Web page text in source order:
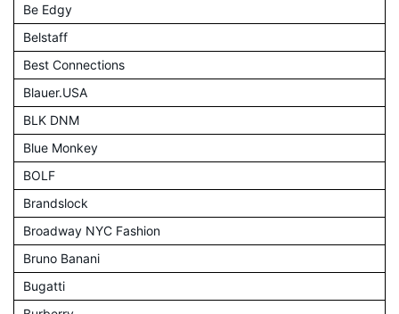
Be Edgy
Belstaff
Best Connections
Blauer.USA
BLK DNM
Blue Monkey
BOLF
Brandslock
Broadway NYC Fashion
Bruno Banani
Bugatti